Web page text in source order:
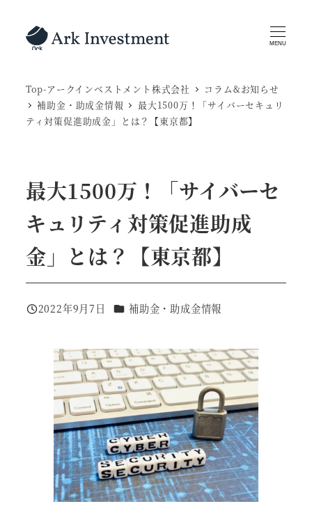
MENU
Top-アークインベストメント株式会社
コラム&お知らせ
補助金・助成金情報
最大1500万！「サイバーセキュリ
ティ対策促進助成金」とは？【東京都】
最大1500万！「サイバーセ
キュリティ対策促進助成
金」とは？【東京都】
投稿日
2022年9月7日 カテゴリー
補助金・助成金情報